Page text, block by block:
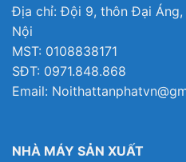
Địa chỉ: Đội 9, thôn Đại Áng,
Nội
MST: 0108838171
SĐT: 0971.848.868
Email:
NHÀ MÁY SẢN XUẤT